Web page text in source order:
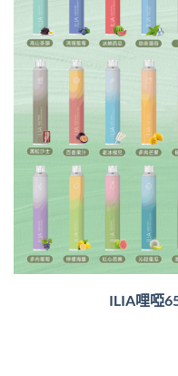
ILIA哩啞